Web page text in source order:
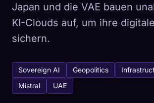
Japan und die VAE bauen
KI-Clouds auf, um ihre
sichern.
Sovereign AI Geopolitics
Mistral
UAE